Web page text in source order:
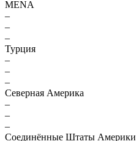
MENA
–
–
–
Турция
–
–
–
Северная Америка
–
–
–
Соединённые Штаты Америки